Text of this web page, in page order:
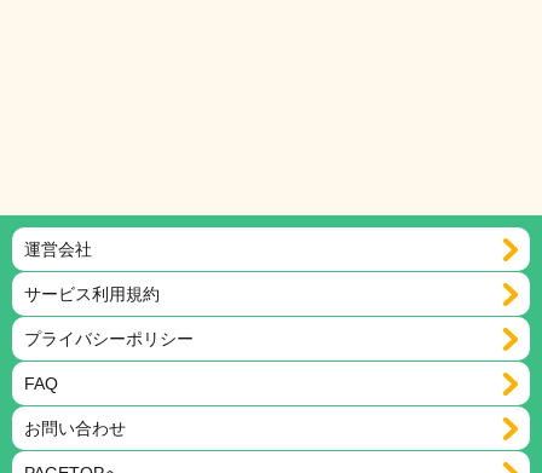
運営会社
サービス利用規約
プライバシーポリシー
FAQ
お問い合わせ